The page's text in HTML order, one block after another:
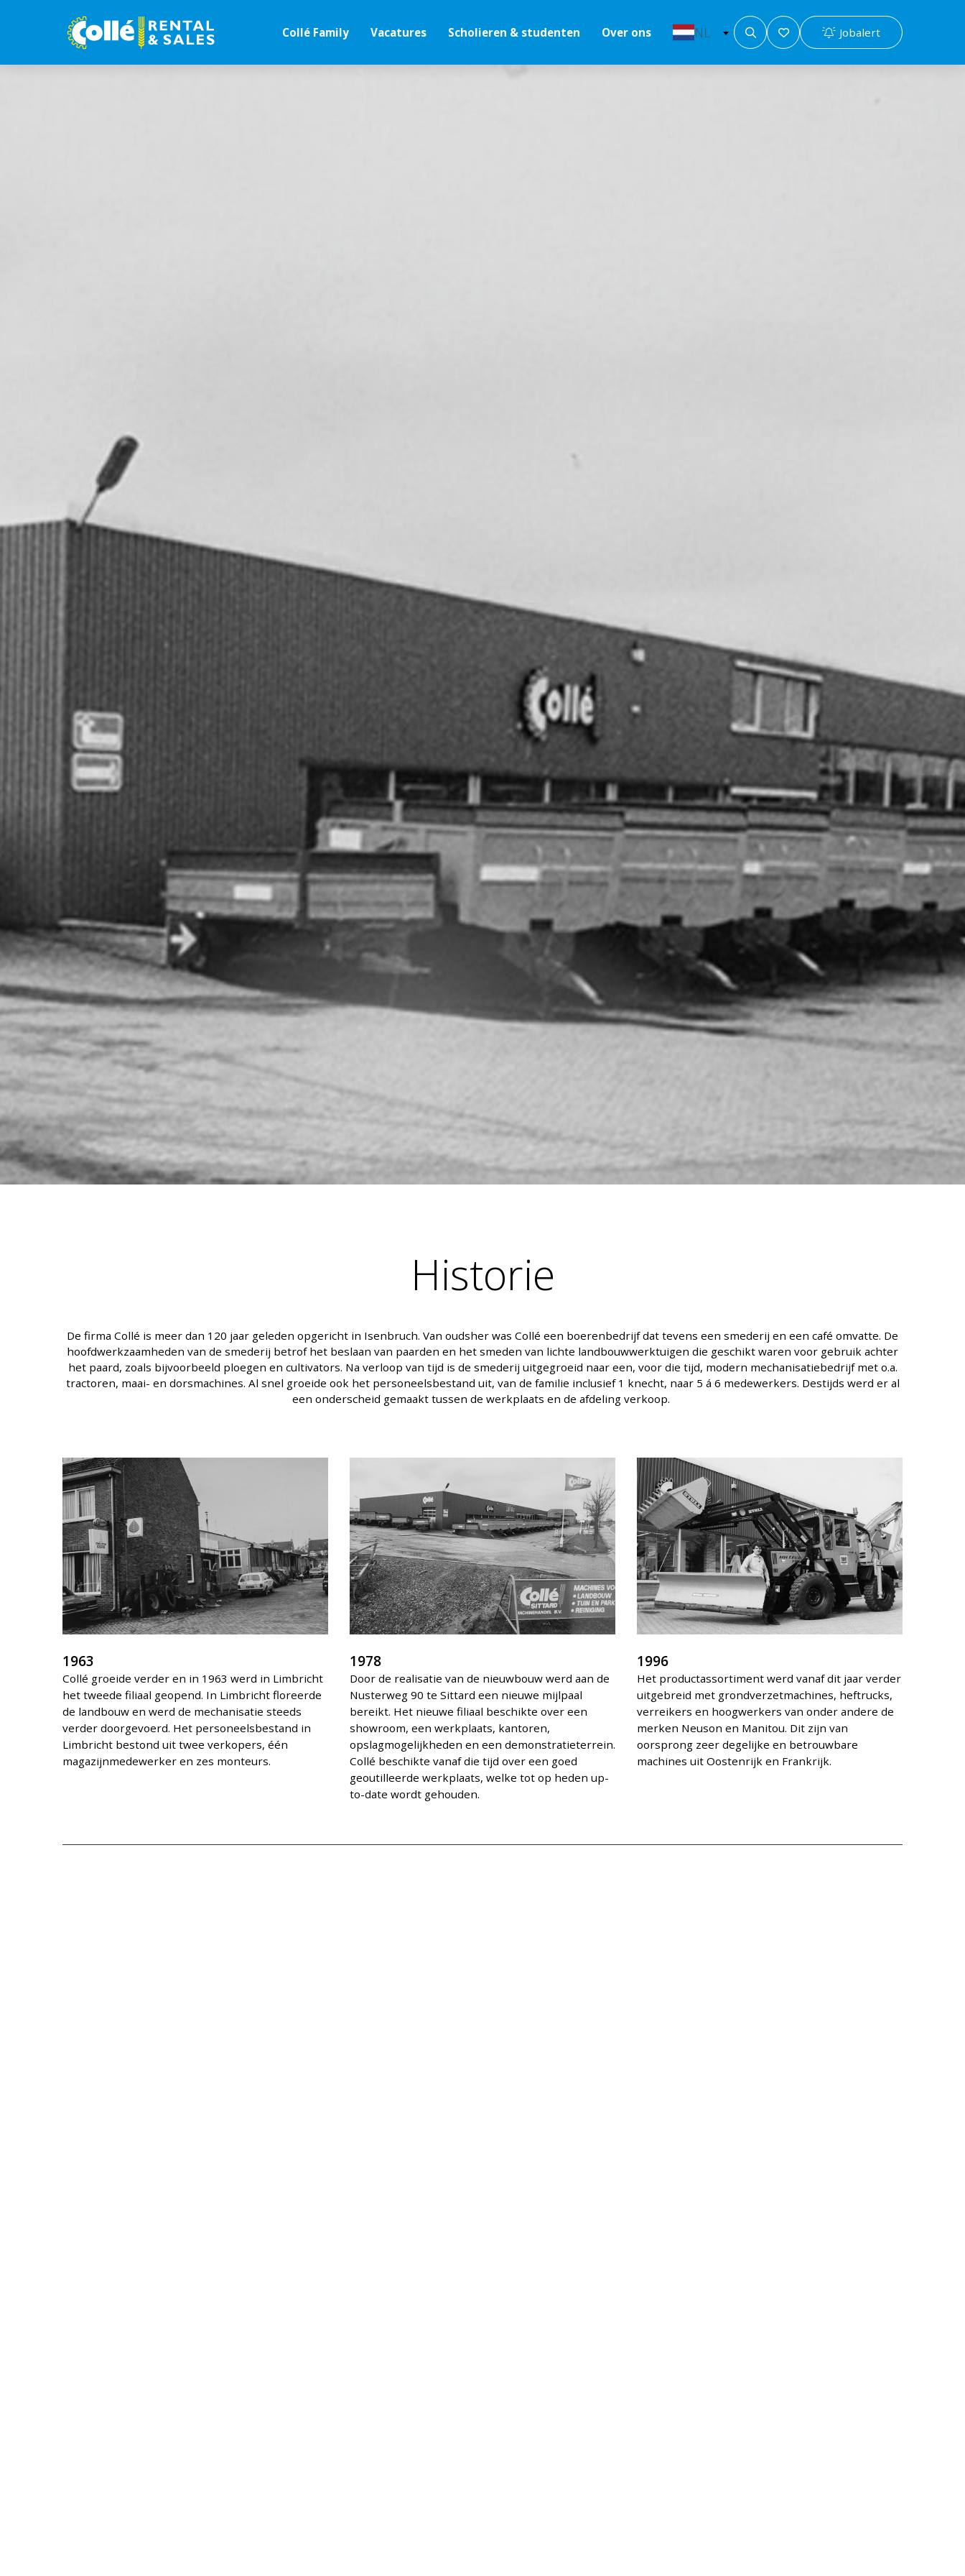
Collé Family Vacatures Scholieren & studenten Over ons NL Jobalert
Historie
De firma Collé is meer dan 120 jaar geleden opgericht in Isenbruch. Van oudsher was Collé een boerenbedrijf dat tevens een smederij en een café omvatte. De
hoofdwerkzaamheden van de smederij betrof het beslaan van paarden en het smeden van lichte landbouwwerktuigen die geschikt waren voor gebruik achter
het paard, zoals bijvoorbeeld ploegen en cultivators. Na verloop van tijd is de smederij uitgegroeid naar een, voor die tijd, modern mechanisatiebedrijf met o.a.
tractoren, maai- en dorsmachines. Al snel groeide ook het personeelsbestand uit, van de familie inclusief 1 knecht, naar 5 á 6 medewerkers. Destijds werd er al
een onderscheid gemaakt tussen de werkplaats en de afdeling verkoop.
1963
Collé groeide verder en in 1963 werd in Limbricht
het tweede filiaal geopend. In Limbricht floreerde
de landbouw en werd de mechanisatie steeds
verder doorgevoerd. Het personeelsbestand in
Limbricht bestond uit twee verkopers, één
magazijnmedewerker en zes monteurs.
1978
Door de realisatie van de nieuwbouw werd aan de
Nusterweg 90 te Sittard een nieuwe mijlpaal
bereikt. Het nieuwe filiaal beschikte over een
showroom, een werkplaats, kantoren,
opslagmogelijkheden en een demonstratieterrein.
Collé beschikte vanaf die tijd over een goed
geoutilleerde werkplaats, welke tot op heden up-
to-date wordt gehouden.
1996
Het productassortiment werd vanaf dit jaar verder
uitgebreid met grondverzetmachines, heftrucks,
verreikers en hoogwerkers van onder andere de
merken Neuson en Manitou. Dit zijn van
oorsprong zeer degelijke en betrouwbare
machines uit Oostenrijk en Frankrijk.